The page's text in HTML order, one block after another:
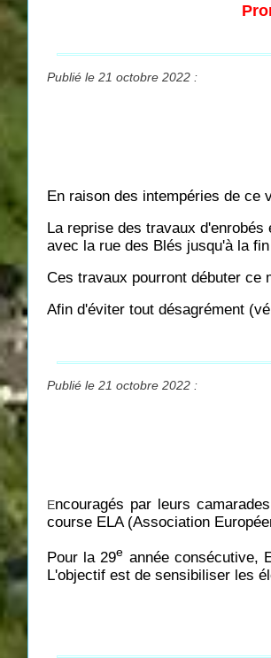
Publié le 21 octobre 2022 :
En raison des intempéries de ce
La reprise des travaux d'enrobés
avec la rue des Blés jusqu'à la
Ces travaux pourront débuter ce
Afin d'éviter tout désagrément
Publié le 21 octobre 2022 :
Encouragés par leurs
course ELA (Association
Pour la 29e année consécutive,
L'objectif est de sensibiliser les